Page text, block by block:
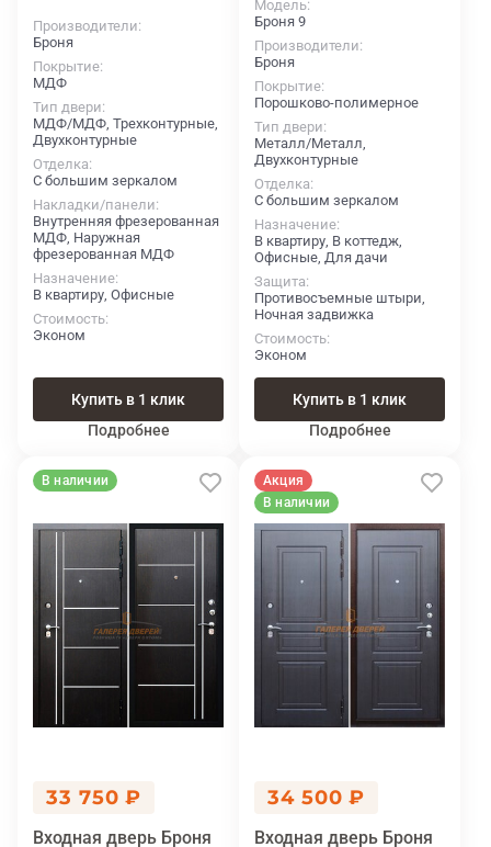
Производители
Броня
Покрытие
МДФ
Тип двери
МДФ/МДФ, Трехконтурные,
Двухконтурные
Отделка
С большим зеркалом
Накладки/панели
Внутренняя фрезерованная
МДФ, Наружная
фрезерованная МДФ
Назначение
В квартиру, Офисные
Стоимость
Эконом
Купить в 1 клик
Подробнее
Модель
Броня 9
Производители
Броня
Покрытие
Порошково-полимерное
Тип двери
Металл/Металл,
Двухконтурные
Отделка
С большим зеркалом
Назначение
В квартиру, В коттедж,
Офисные, Для дачи
Защита
Противосъемные штыри,
Ночная задвижка
Стоимость
Эконом
Купить в 1 клик
Подробнее
В наличии
33 750 ₽
Входная дверь Броня
Акция
В наличии
34 500 ₽
Входная дверь Броня